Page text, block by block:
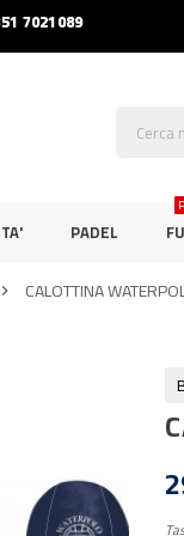
7021089
PADEL
CALOTTINA